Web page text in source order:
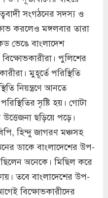
সংগঠনের সদস্য ও
করলেও মঙ্গলবার তারা
ভেঙে বাংলাদেশ
পুলিশের
মুহূর্তে পরিস্থিতি
নিয়ন্ত্রণে আনতে
সৃষ্টি হয়। গোটা
ছড়িয়ে পড়ে।
হিন্দু জাগরণ মঞ্চসহ
ডাকে বাংলাদেশের উপ-
অনেকে। মিছিল করে
তবে বাংলাদেশের উপ-
বিক্ষোভকারীদের